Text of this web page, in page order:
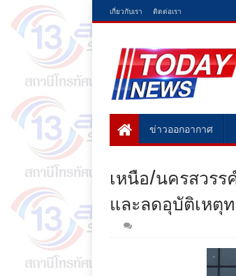
เกี่ยวกับเรา ติดต่อเรา
ข่าวออกอากาศ
เหนือ/นครสวร
และลดอุบัติเหตุ